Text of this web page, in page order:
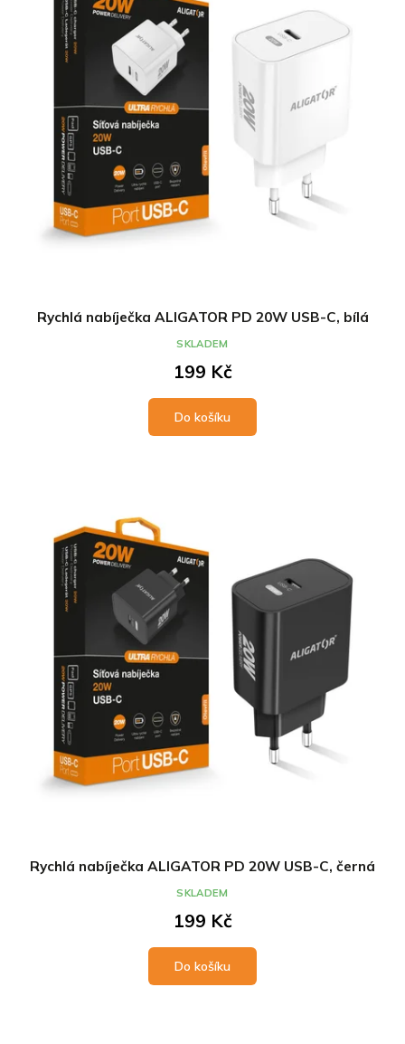
Rychlá nabíječka ALIGATOR PD 20W USB-C, bílá
199 Kč
Do košíku
SKLADEM
Rychlá nabíječka ALIGATOR PD 20W USB-C, černá
199 Kč
Do košíku
SKLADEM